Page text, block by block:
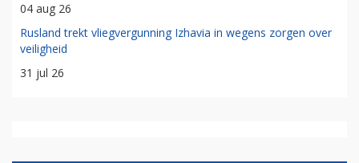
04 aug 26
Rusland trekt vliegvergunning Izhavia in wegens zorgen over
veiligheid
31 jul 26